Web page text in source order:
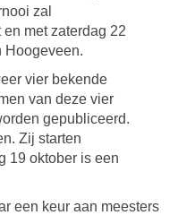
zal
met zaterdag 22
Hoogeveen.
vier bekende
van deze vier
gepubliceerd.
Zij starten
19 oktober is een
een keur aan meesters